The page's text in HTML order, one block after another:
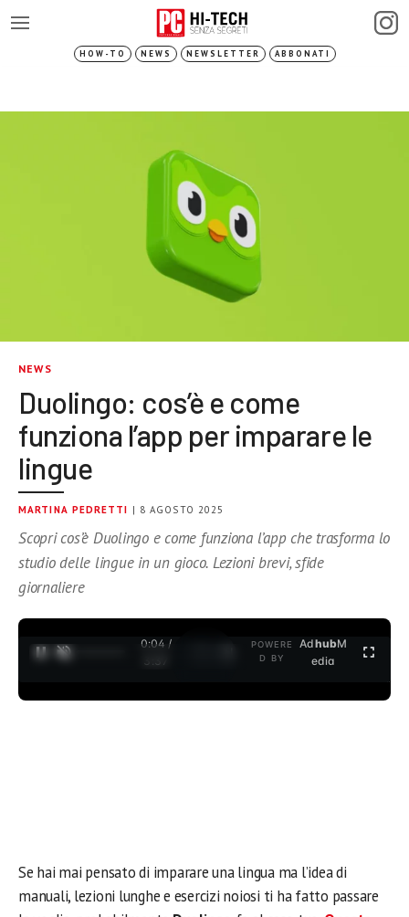
HOW-TO NEWS NEWSLETTER ABBONATI
NEWS
Duolingo: cos’è e come
funziona l’app per imparare le
lingue
MARTINA PEDRETTI | 8 AGOSTO 2025
Scopri cos’è Duolingo e come funziona l’app che trasforma lo
studio delle lingue in un gioco. Lezioni brevi, sfide
giornaliere
0:04 /
3:37
POWERE
D BY
AdhubM
edia
Se hai mai pensato di imparare una lingua ma l’idea di
manuali, lezioni lunghe e esercizi noiosi ti ha fatto passare